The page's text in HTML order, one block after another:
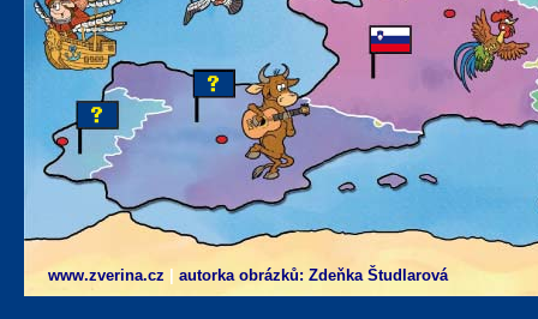
www.zverina.cz autorka obrázků: Zdeňka Študlarová